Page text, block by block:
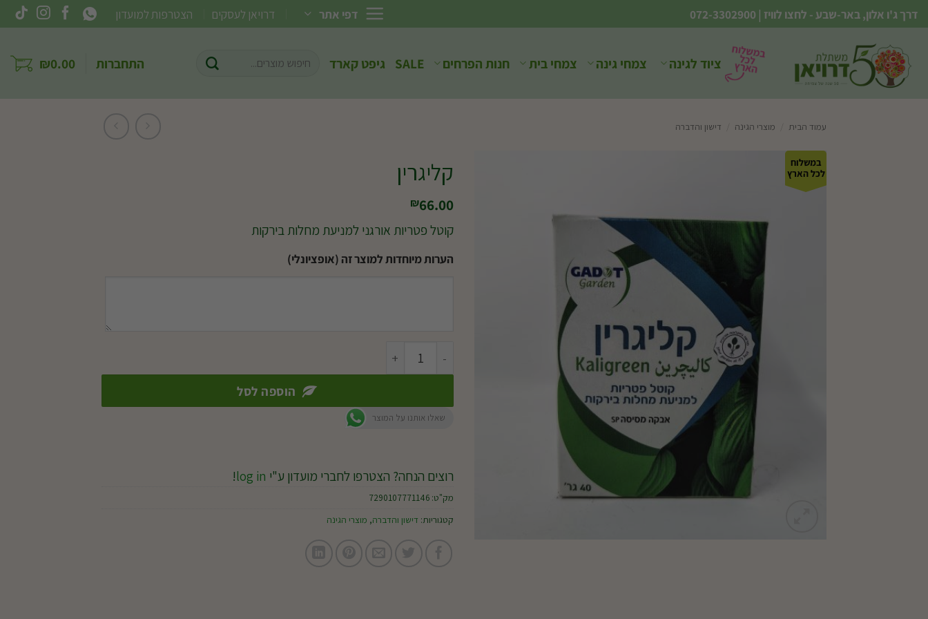
Skip
to
content
דרך ג'ו אלון, באר-שבע - לחצו לוויז |
072-3302900 דפי אתר דרויאן לעסקים הצטרפות למועדון
ציוד לגינה צמחי גינה צמחי בית חנות הפרחים SALE גיפט קארד התחברות ₪0.00
עמוד הבית מוצרי הגינה דישון והדברה
במשלוח
לכל הארץ
קליגרין
₪66.00
קוטל פטריות אורגני למניעת מחלות בירקות
הערות מיוחדות למוצר זה (אופציונלי)
כמות של קליגרין
הוספה לסל
שאלו אותנו על המוצר
רוצים הנחה? הצטרפו לחברי מועדון ע"י log in
!
מק"ט: 7290107771146
קטגוריות: דישון והדברה, מוצרי הגינה